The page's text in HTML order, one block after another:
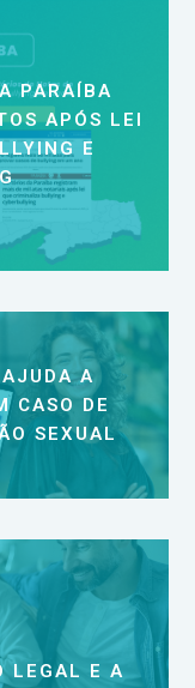
PARAÍBA
APÓS LEI
E
A
CASO DE
SEXUAL
LEGAL E A